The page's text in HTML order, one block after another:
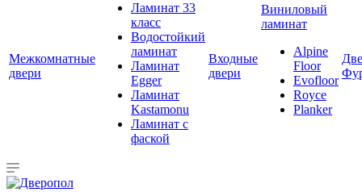
Межкомнатные
двери
Ламинат 33
класс
Водостойкий
ламинат
Ламинат
Egger
Ламинат
Kastamonu
Ламинат с
фаской
Входные
двери
Виниловый
ламинат
Alpine
Floor
Evofloor
Royce
Planker